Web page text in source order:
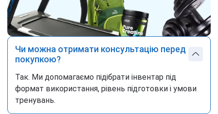
Чи можна отримати консультацію перед
покупкою?
Так. Ми допомагаємо підібрати інвентар під
формат використання, рівень підготовки і умови
тренувань.